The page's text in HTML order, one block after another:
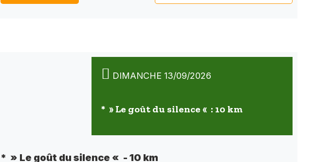
DIMANCHE 13/09/2026
* » Le goût du silence « : 10 km
* » Le goût du silence « - 10 km